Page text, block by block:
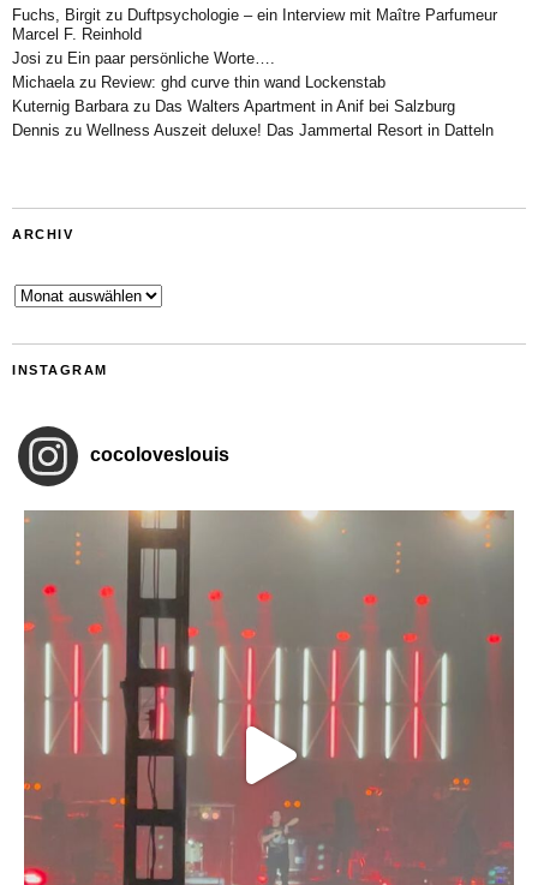
Fuchs, Birgit zu Duftpsychologie – ein Interview mit Maître Parfumeur
Marcel F. Reinhold
Josi zu Ein paar persönliche Worte….
Michaela zu Review: ghd curve thin wand Lockenstab
Kuternig Barbara zu Das Walters Apartment in Anif bei Salzburg
Dennis zu Wellness Auszeit deluxe! Das Jammertal Resort in Datteln
ARCHIV
Archiv
INSTAGRAM
cocoloveslouis